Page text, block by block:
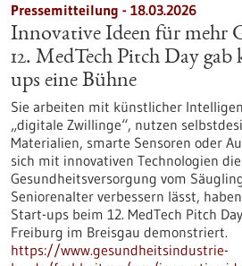
Pressemitteilung - 18.03.2026
Innovative Ideen für mehr
12. MedTech Pitch Day gab
ups eine Bühne
Sie arbeiten mit künstlicher
„digitale Zwillinge“, nutzen
Materialien, smarte Sensoren oder
sich mit innovativen Technologien die
Gesundheitsversorgung vom
Seniorenalter verbessern lässt,
Start-ups beim 12. MedTech Pitch
Freiburg im Breisgau demonstriert.
https://www.gesundheitsindustrie-